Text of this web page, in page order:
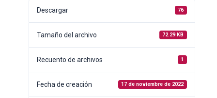
Descargar 76
Tamaño del archivo 72.29 KB
Recuento de archivos 1
Fecha de creación 17 de noviembre de 2022